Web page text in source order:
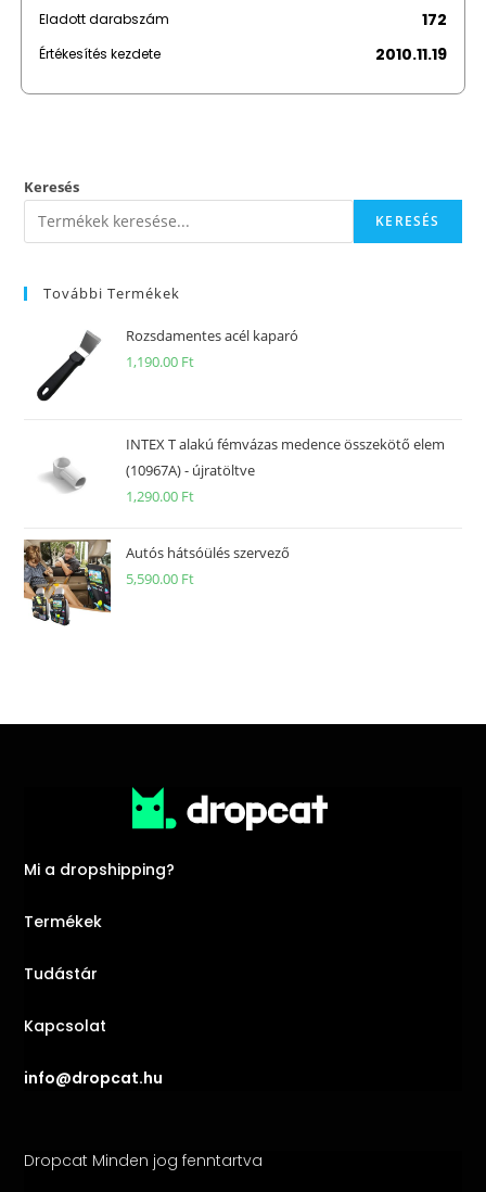
Eladott darabszám 172
Értékesítés kezdete 2010.11.19
Keresés
KERESÉS
További Termékek
Rozsdamentes acél kaparó
1,190.00 Ft
INTEX T alakú fémvázas medence összekötő elem
(10967A) - újratöltve
1,290.00 Ft
Autós hátsóülés szervező
5,590.00 Ft
Mi a dropshipping?
Termékek
Tudástár
Kapcsolat
info@dropcat.hu
Dropcat Minden jog fenntartva